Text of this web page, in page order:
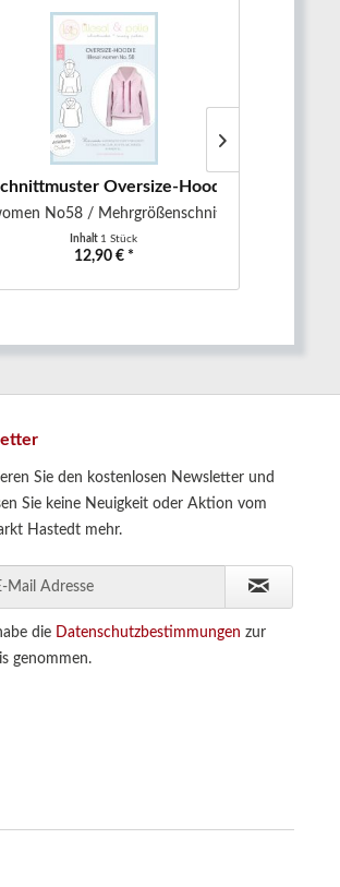
Oversize-Hoodie lillesol
No58 / Mehrgrößenschnitt
Inhalt 1 Stück
12,90 € *
Sie den kostenlosen Newsletter und
Sie keine Neuigkeit oder Aktion vom
Hastedt mehr.
die Datenschutzbestimmungen zur
genommen.